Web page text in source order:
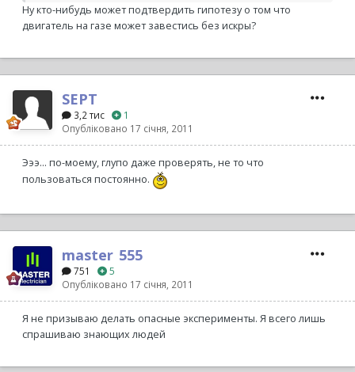
Ну кто-нибудь может подтвердить гипотезу о том что
двигатель на газе может завестись без искры?
SEPT
3,2 тис
1
Опубліковано 17 січня, 2011
Эээ... по-моему, глупо даже проверять, не то что
пользоваться постоянно.
master_555
751
5
Опубліковано 17 січня, 2011
Я не призываю делать опасные эксперименты. Я всего лишь
спрашиваю знающих людей